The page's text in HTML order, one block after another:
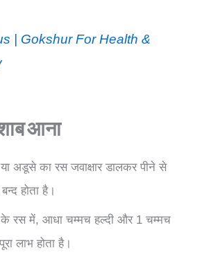
| Gokshur For Health &
आना
अडूसे का रस जवाक्षार डालकर पीने से
होता है।
रस में, आधा चम्मच हल्दी और 1 चम्मच
लाभ होता है।